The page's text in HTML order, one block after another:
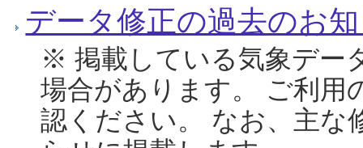
データ修正の過去のお
※ 掲載している気象デー
場合があります。 ご利用
認ください。 なお、主な